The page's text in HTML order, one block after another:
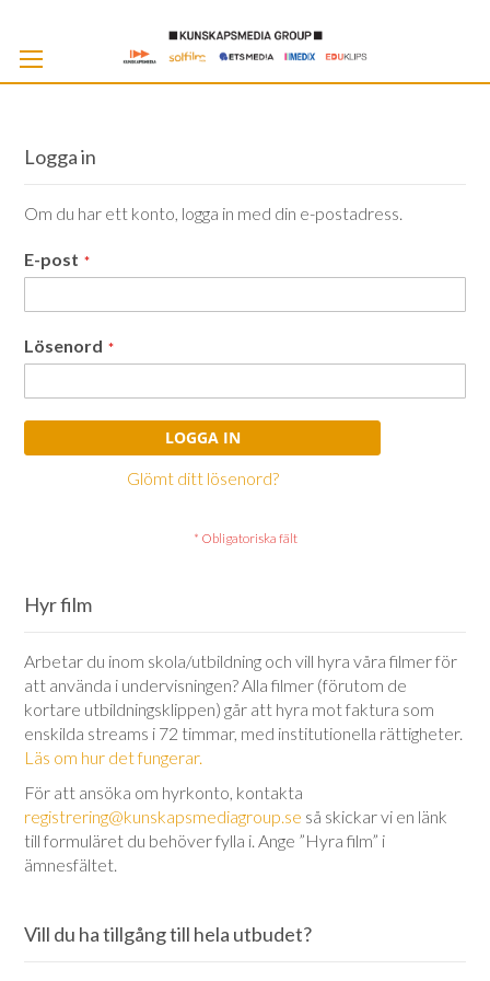
Logga in
Om du har ett konto, logga in med din e-postadress.
E-post
Lösenord
LOGGA IN
Glömt ditt lösenord?
Hyr film
Arbetar du inom skola/utbildning och vill hyra våra filmer för
att använda i undervisningen? Alla filmer (förutom de
kortare utbildningsklippen) går att hyra mot faktura som
enskilda streams i 72 timmar, med institutionella rättigheter.
Läs om hur det fungerar.
För att ansöka om hyrkonto, kontakta
registrering@kunskapsmediagroup.se så skickar vi en länk
till formuläret du behöver fylla i. Ange ”Hyra film” i
ämnesfältet.
Vill du ha tillgång till hela utbudet?